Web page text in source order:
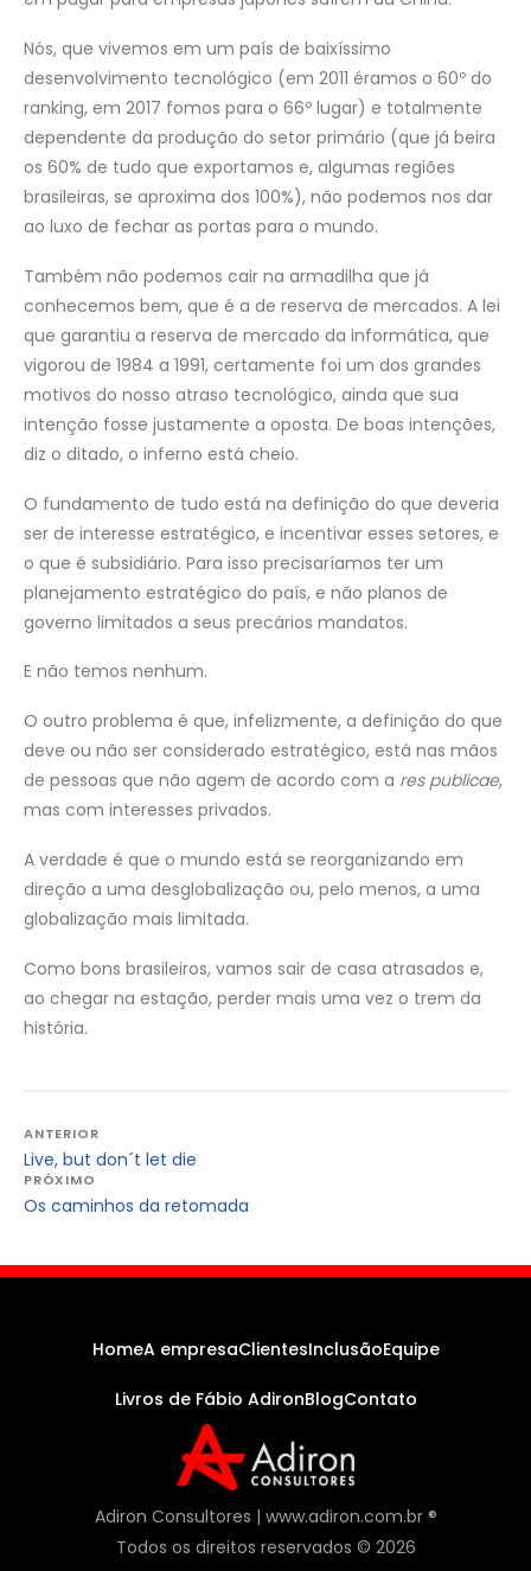
Nós, que vivemos em um país de baixíssimo
desenvolvimento tecnológico (em 2011 éramos o 60º do
ranking, em 2017 fomos para o 66º lugar) e totalmente
dependente da produção do setor primário (que já beira
os 60% de tudo que exportamos e, algumas regiões
brasileiras, se aproxima dos 100%), não podemos nos dar
ao luxo de fechar as portas para o mundo.
Também não podemos cair na armadilha que já
conhecemos bem, que é a de reserva de mercados. A lei
que garantiu a reserva de mercado da informática, que
vigorou de 1984 a 1991, certamente foi um dos grandes
motivos do nosso atraso tecnológico, ainda que sua
intenção fosse justamente a oposta. De boas intenções,
diz o ditado, o inferno está cheio.
O fundamento de tudo está na definição do que deveria
ser de interesse estratégico, e incentivar esses setores, e
o que é subsidiário. Para isso precisaríamos ter um
planejamento estratégico do país, e não planos de
governo limitados a seus precários mandatos.
E não temos nenhum.
O outro problema é que, infelizmente, a definição do que
deve ou não ser considerado estratégico, está nas mãos
de pessoas que não agem de acordo com a res publicae,
mas com interesses privados.
A verdade é que o mundo está se reorganizando em
direção a uma desglobalização ou, pelo menos, a uma
globalização mais limitada.
Como bons brasileiros, vamos sair de casa atrasados e,
ao chegar na estação, perder mais uma vez o trem da
história.
Navegação
de
Post
ANTERIOR
Live, but don´t let die
PRÓXIMO
Os caminhos da retomada
HomeA empresaClientesInclusãoEquipe
Livros de Fábio AdironBlogContato
Adiron Consultores | www.adiron.com.br ®
Todos os direitos reservados © 2026